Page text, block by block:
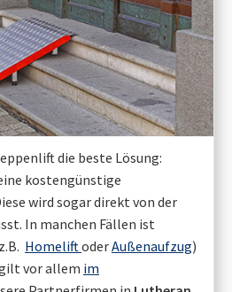
die beste Lösung:
kostengünstige
wird sogar direkt von der
In manchen Fällen ist
HomeliftoderAußenaufzug)
gilt vor allem im